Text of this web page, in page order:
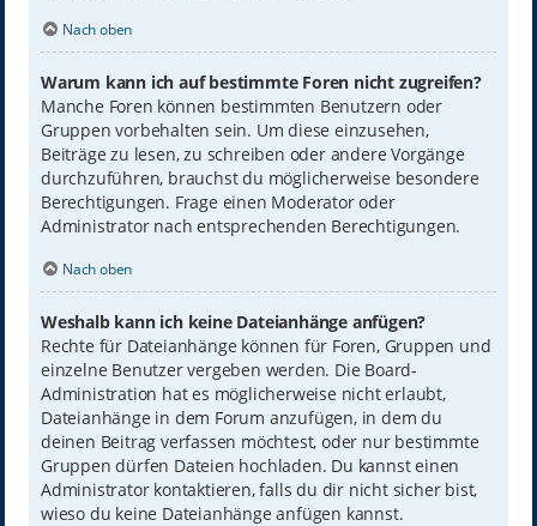
Nach oben
Warum kann ich auf bestimmte Foren nicht zugreifen?
Manche Foren können bestimmten Benutzern oder
Gruppen vorbehalten sein. Um diese einzusehen,
Beiträge zu lesen, zu schreiben oder andere Vorgänge
durchzuführen, brauchst du möglicherweise besondere
Berechtigungen. Frage einen Moderator oder
Administrator nach entsprechenden Berechtigungen.
Nach oben
Weshalb kann ich keine Dateianhänge anfügen?
Rechte für Dateianhänge können für Foren, Gruppen und
einzelne Benutzer vergeben werden. Die Board-
Administration hat es möglicherweise nicht erlaubt,
Dateianhänge in dem Forum anzufügen, in dem du
deinen Beitrag verfassen möchtest, oder nur bestimmte
Gruppen dürfen Dateien hochladen. Du kannst einen
Administrator kontaktieren, falls du dir nicht sicher bist,
wieso du keine Dateianhänge anfügen kannst.